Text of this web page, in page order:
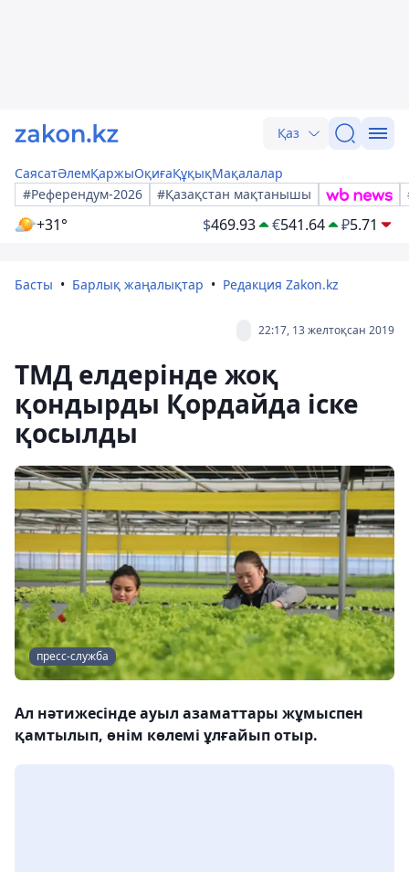
Қаз
СаясатӘлемҚаржыОқиғаҚұқықМақалалар
#Референдум-2026
#Қазақстан мақтанышы
+31° $469.93 €541.64 ₽5.71
Басты Барлық жаңалықтар Редакция Zakon.kz
22:17, 13 желтоқсан 2019
ТМД елдерінде жоқ
қондырды Қордайда іске
қосылды
пресс-служба
Ал нәтижесінде ауыл азаматтары жұмыспен
қамтылып, өнім көлемі ұлғайып отыр.